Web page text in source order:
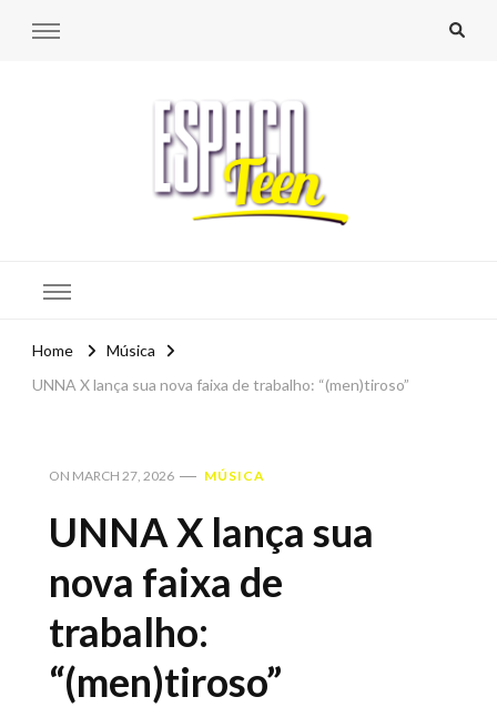
Home
Música
UNNA X lança sua nova faixa de trabalho: “(men)tiroso”
ON MARCH 27, 2026 MÚSICA
UNNA X lança sua
nova faixa de
trabalho:
“(men)tiroso”